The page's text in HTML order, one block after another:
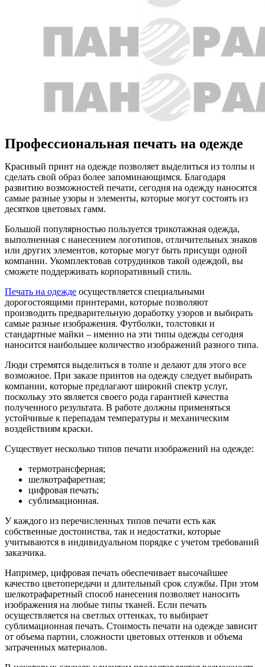
Профессиональная печать на одежде
Красивый принт на одежде позволяет выделиться из толпы и
сделать свой образ более запоминающимся. Благодаря
развитию возможностей печати, сегодня на одежду наносятся
самые разные узоры и элементы, которые могут состоять из
десятков цветовых гамм.
Большой популярностью пользуется трикотажная одежда,
выполненная с нанесением логотипов, отличительных знаков
или других элементов, которые могут быть присущи одной
компании. Укомплектовав сотрудников такой одеждой, вы
сможете поддерживать корпоративный стиль.
Печать на одежде осуществляется специальными
дорогостоящими принтерами, которые позволяют
производить предварительную доработку узоров и выбирать
самые разные изображения. Футболки, толстовки и
стандартные майки – именно на эти типы одежды сегодня
наносится наибольшее количество изображений разного типа.
Люди стремятся выделиться в толпе и делают для этого все
возможное. При заказе принтов на одежду следует выбирать
компании, которые предлагают широкий спектр услуг,
поскольку это является своего рода гарантией качества
полученного результата. В работе должны применяться
устойчивые к перепадам температуры и механическим
воздействиям краски.
Существует несколько типов печати изображений на одежде:
термотрансферная;
шелкотрафаретная;
цифровая печать;
сублимационная.
У каждого из перечисленных типов печати есть как
собственные достоинства, так и недостатки, которые
учитываются в индивидуальном порядке с учетом требований
заказчика.
Например, цифровая печать обеспечивает высочайшее
качество цветопередачи и длительный срок службы. При этом
шелкотрафаретный способ нанесения позволяет наносить
изображения на любые типы тканей. Если печать
осуществляется на светлых оттенках, то выбирает
сублимационная печать. Стоимость печати на одежде зависит
от объема партии, сложности цветовых оттенков и объема
затраченных материалов.